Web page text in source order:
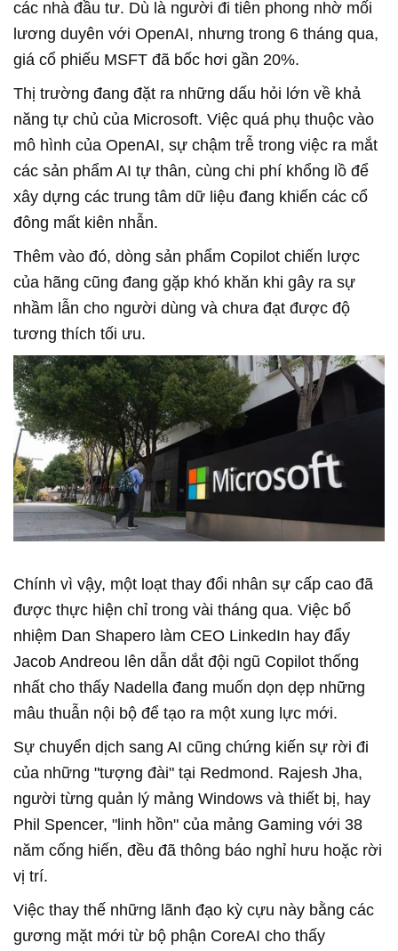
các nhà đầu tư. Dù là người đi tiên phong nhờ mối
lương duyên với OpenAI, nhưng trong 6 tháng qua,
giá cổ phiếu MSFT đã bốc hơi gần 20%.
Thị trường đang đặt ra những dấu hỏi lớn về khả
năng tự chủ của Microsoft. Việc quá phụ thuộc vào
mô hình của OpenAI, sự chậm trễ trong việc ra mắt
các sản phẩm AI tự thân, cùng chi phí khổng lồ để
xây dựng các trung tâm dữ liệu đang khiến các cổ
đông mất kiên nhẫn.
Thêm vào đó, dòng sản phẩm Copilot chiến lược
của hãng cũng đang gặp khó khăn khi gây ra sự
nhầm lẫn cho người dùng và chưa đạt được độ
tương thích tối ưu.
Chính vì vậy, một loạt thay đổi nhân sự cấp cao đã
được thực hiện chỉ trong vài tháng qua. Việc bổ
nhiệm Dan Shapero làm CEO LinkedIn hay đẩy
Jacob Andreou lên dẫn dắt đội ngũ Copilot thống
nhất cho thấy Nadella đang muốn dọn dẹp những
mâu thuẫn nội bộ để tạo ra một xung lực mới.
Sự chuyển dịch sang AI cũng chứng kiến sự rời đi
của những "tượng đài" tại Redmond. Rajesh Jha,
người từng quản lý mảng Windows và thiết bị, hay
Phil Spencer, "linh hồn" của mảng Gaming với 38
năm cống hiến, đều đã thông báo nghỉ hưu hoặc rời
vị trí.
Việc thay thế những lãnh đạo kỳ cựu này bằng các
gương mặt mới từ bộ phận CoreAI cho thấy